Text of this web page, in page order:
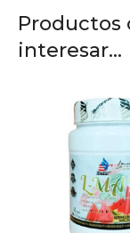
interesar...